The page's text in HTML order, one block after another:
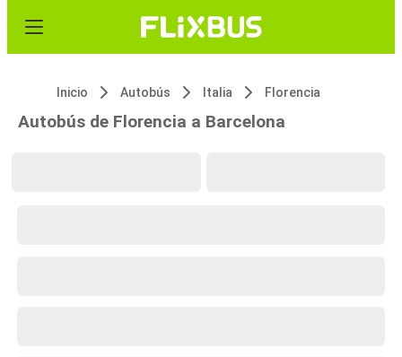
Inicio Autobús Italia Florencia
Autobús de Florencia a Barcelona